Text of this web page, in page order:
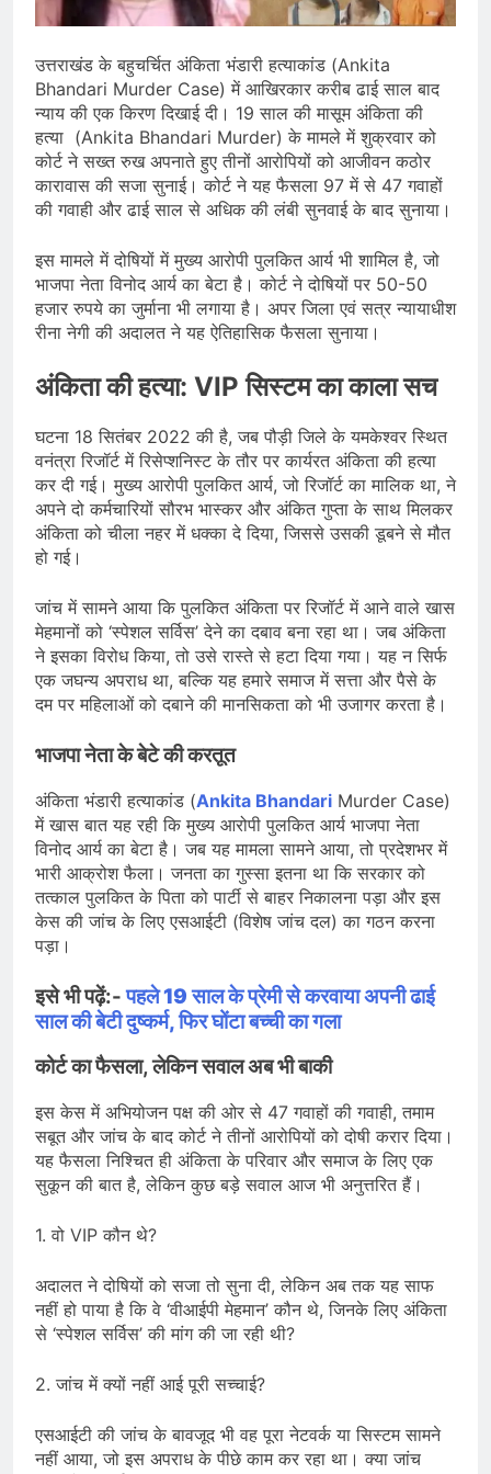
प्रदर्शन तेज़, PM आवास मार्च रोका गया,
सरकार से तीन बड़ी मांगें
सावन और आगामी त्योहारों को लेकर देशभर में
तैयारियाँ तेज़, सांस्कृतिक कार्यक्रमों और
धार्मिक आयोजनों की धूम
August 4, 2026
राष्ट्रीय हथकरघा दिवस की तैयारियाँ तेज़,
देशभर में विशेष कार्यक्रमों के जरिए भारतीय
बुनकरों और पारंपरिक वस्त्रों को मिलेगा बढ़ावा
August 2, 2026
उत्तराखंड के बहुचर्चित अंकिता भंडारी हत्याकांड (Ankita
Bhandari Murder Case) में आखिरकार करीब ढाई साल बाद
न्याय की एक किरण दिखाई दी। 19 साल की मासूम अंकिता की
हत्या (Ankita Bhandari Murder) के मामले में शुक्रवार को
कोर्ट ने सख्त रुख अपनाते हुए तीनों आरोपियों को आजीवन कठोर
कारावास की सजा सुनाई। कोर्ट ने यह फैसला 97 में से 47 गवाहों
की गवाही और ढाई साल से अधिक की लंबी सुनवाई के बाद सुनाया।
इस मामले में दोषियों में मुख्य आरोपी पुलकित आर्य भी शामिल है, जो
भाजपा नेता विनोद आर्य का बेटा है। कोर्ट ने दोषियों पर 50-50
हजार रुपये का जुर्माना भी लगाया है। अपर जिला एवं सत्र न्यायाधीश
रीना नेगी की अदालत ने यह ऐतिहासिक फैसला सुनाया।
अंकिता की हत्या: VIP सिस्टम का काला सच
घटना 18 सितंबर 2022 की है, जब पौड़ी जिले के यमकेश्वर स्थित
वनंत्रा रिजॉर्ट में रिसेप्शनिस्ट के तौर पर कार्यरत अंकिता की हत्या
कर दी गई। मुख्य आरोपी पुलकित आर्य, जो रिजॉर्ट का मालिक था, ने
अपने दो कर्मचारियों सौरभ भास्कर और अंकित गुप्ता के साथ मिलकर
अंकिता को चीला नहर में धक्का दे दिया, जिससे उसकी डूबने से मौत
हो गई।
जांच में सामने आया कि पुलकित अंकिता पर रिजॉर्ट में आने वाले खास
मेहमानों को ‘स्पेशल सर्विस’ देने का दबाव बना रहा था। जब अंकिता
ने इसका विरोध किया, तो उसे रास्ते से हटा दिया गया। यह न सिर्फ
एक जघन्य अपराध था, बल्कि यह हमारे समाज में सत्ता और पैसे के
दम पर महिलाओं को दबाने की मानसिकता को भी उजागर करता है।
भाजपा नेता के बेटे की करतूत
अंकिता भंडारी हत्याकांड (Ankita Bhandari Murder Case)
में खास बात यह रही कि मुख्य आरोपी पुलकित आर्य भाजपा नेता
विनोद आर्य का बेटा है। जब यह मामला सामने आया, तो प्रदेशभर में
भारी आक्रोश फैला। जनता का गुस्सा इतना था कि सरकार को
तत्काल पुलकित के पिता को पार्टी से बाहर निकालना पड़ा और इस
केस की जांच के लिए एसआईटी (विशेष जांच दल) का गठन करना
पड़ा।
इसे भी पढ़ें:-पहले 19 साल के प्रेमी से करवाया अपनी ढाई
साल की बेटी दुष्कर्म, फिर घोंटा बच्ची का गला
कोर्ट का फैसला, लेकिन सवाल अब भी बाकी
इस केस में अभियोजन पक्ष की ओर से 47 गवाहों की गवाही, तमाम
सबूत और जांच के बाद कोर्ट ने तीनों आरोपियों को दोषी करार दिया।
यह फैसला निश्चित ही अंकिता के परिवार और समाज के लिए एक
सुकून की बात है, लेकिन कुछ बड़े सवाल आज भी अनुत्तरित हैं।
1. वो VIP कौन थे?
अदालत ने दोषियों को सजा तो सुना दी, लेकिन अब तक यह साफ
नहीं हो पाया है कि वे ‘वीआईपी मेहमान’ कौन थे, जिनके लिए अंकिता
से ‘स्पेशल सर्विस’ की मांग की जा रही थी?
2. जांच में क्यों नहीं आई पूरी सच्चाई?
एसआईटी की जांच के बावजूद भी वह पूरा नेटवर्क या सिस्टम सामने
नहीं आया, जो इस अपराध के पीछे काम कर रहा था। क्या जांच